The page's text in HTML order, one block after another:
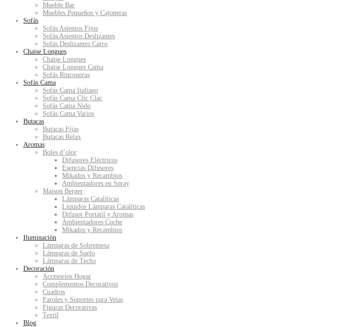
Mueble Bar
Muebles Pequeños y Cajoneras
Sofás
Sofás Asientos Fijos
Sofás Asientos Deslizantes
Sofás Deslizantes Carro
Chaise Longues
Chaise Longues
Chaise Longues Cama
Sofás Rinconeras
Sofás Cama
Sofás Cama Italiano
Sofás Cama Clic Clac
Sofás Cama Nido
Sofás Cama Varios
Butacas
Butacas Fijas
Butacas Relax
Aromas
Boles d’olor
Difusores Eléctricos
Esencias Difusores
Mikados y Recambios
Ambientadores en Spray
Maison Berger
Lámparas Catalíticas
Líquidos Lámparas Catalíticas
Difusor Portátil y Aromas
Ambientadores Coche
Mikados y Recambios
Iluminación
Lámparas de Sobremesa
Lámparas de Suelo
Lámparas de Techo
Decoración
Accesorios Hogar
Complementos Decorativos
Cuadros
Faroles y Soportes para Velas
Figuras Decorativas
Textil
Blog